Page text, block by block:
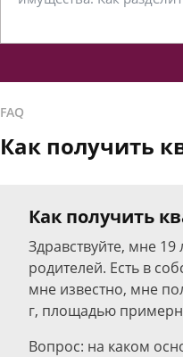
FAQ
Как получить
Как получить
Здравствуйте, мне
родителей. Есть в
мне известно, мне
г, площадью
Вопрос: на каком